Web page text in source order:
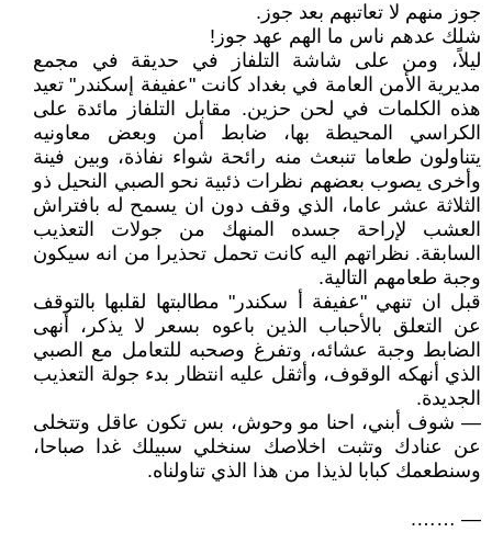
جوز منهم لا تعاتبهم بعد جوز.
شلك عدهم ناس ما الهم عهد جوز!
ليلاً، ومن على شاشة التلفاز في حديقة في مجمع
مديرية الأمن العامة في بغداد كانت "عفيفة إسكندر" تعيد
هذه الكلمات في لحن حزين. مقابل التلفاز مائدة على
الكراسي المحيطة بها، ضابط أمن وبعض معاونيه
يتناولون طعاما تنبعث منه رائحة شواء نفاذة، وبين فينة
وأخرى يصوب بعضهم نظرات ذئبية نحو الصبي النحيل ذو
الثلاثة عشر عاما، الذي وقف دون ان يسمح له بافتراش
العشب لإراحة جسده المنهك من جولات التعذيب
السابقة. نظراتهم اليه كانت تحمل تحذيرا من انه سيكون
وجبة طعامهم التالية.
قبل ان تنهي "عفيفة أ سكندر" مطالبتها لقلبها بالتوقف
عن التعلق بالأحباب الذين باعوه بسعر لا يذكر، أنهى
الضابط وجبة عشائه، وتفرغ وصحبه للتعامل مع الصبي
الذي أنهكه الوقوف، وأثقل عليه انتظار بدء جولة التعذيب
الجديدة.
— شوف أبني، احنا مو وحوش، بس تكون عاقل وتتخلى
عن عنادك وتثبت اخلاصك سنخلي سبيلك غدا صباحا،
وسنطعمك كبابا لذيذا من هذا الذي تناولناه.
— …….